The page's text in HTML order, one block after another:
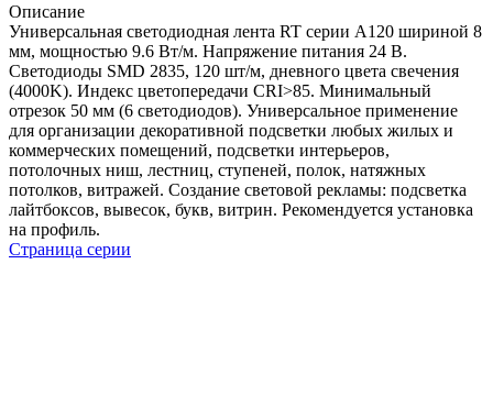
Описание
Универсальная светодиодная лента RT серии A120 шириной 8
мм, мощностью 9.6 Вт/м. Напряжение питания 24 В.
Светодиоды SMD 2835, 120 шт/м, дневного цвета свечения
(4000K). Индекс цветопередачи CRI>85. Минимальный
отрезок 50 мм (6 светодиодов). Универсальное применение
для организации декоративной подсветки любых жилых и
коммерческих помещений, подсветки интерьеров,
потолочных ниш, лестниц, ступеней, полок, натяжных
потолков, витражей. Создание световой рекламы: подсветка
лайтбоксов, вывесок, букв, витрин. Рекомендуется установка
на профиль.
Страница серии